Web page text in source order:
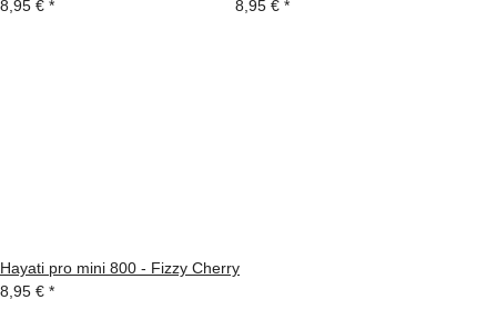
8,95 € *
8,95 € *
Hayati pro mini 800 - Fizzy Cherry
8,95 € *